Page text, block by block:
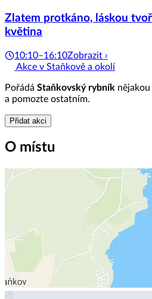
Zlatem protkáno, láskou
květina
10:10–16:10Zobrazit ›
Akce v Staňkově a okolí
Pořádá Staňkovský rybník
a pomozte ostatním.
Přidat akci
O místu